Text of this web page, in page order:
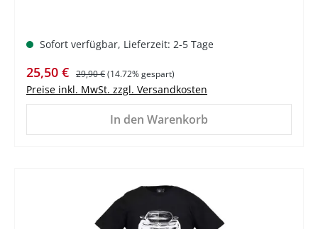
Sofort verfügbar, Lieferzeit: 2-5 Tage
Verkaufspreis:
25,50 € Regulärer Preis:
29,90 €(14.72% gespart)
Preise inkl. MwSt. zzgl. Versandkosten
In den Warenkorb